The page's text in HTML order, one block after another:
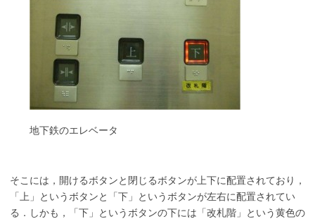
地下鉄のエレベータ
そこには，開けるボタンと閉じるボタンが上下に配置されており，
「上」というボタンと「下」というボタンが左右に配置されてい
る．しかも，「下」というボタンの下には「改札階」という黄色の